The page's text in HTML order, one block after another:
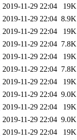
2019-11-29 22:04
19K
2019-11-29 22:04 8.9K
2019-11-29 22:04
19K
2019-11-29 22:04 7.8K
2019-11-29 22:04
19K
2019-11-29 22:04 7.8K
2019-11-29 22:04
19K
2019-11-29 22:04 9.0K
2019-11-29 22:04
19K
2019-11-29 22:04 9.0K
2019-11-29 22:04
19K